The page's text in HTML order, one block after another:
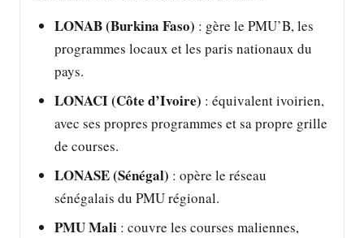
LONAB (Burkina Faso) : gère le PMU’B, les
programmes locaux et les paris nationaux du
pays.
LONACI (Côte d’Ivoire) : équivalent ivoirien,
avec ses propres programmes et sa propre grille
de courses.
LONASE (Sénégal) : opère le réseau
sénégalais du PMU régional.
PMU Mali : couvre les courses maliennes,